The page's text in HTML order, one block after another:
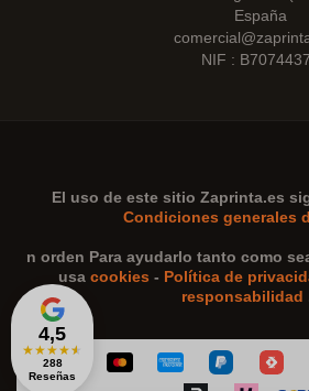
4,5
★★★★★
288
Reseñas
España
NIF :
El uso de este sitio Zaprinta.es
Condiciones generales
n orden Para ayudarlo tanto como
usa cookies - Política de
responsabilidad